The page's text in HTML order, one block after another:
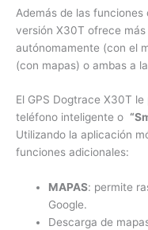
Además de las funciones
versión X30T ofrece
autónomamente (con el
(con mapas) o ambas a
El GPS Dogtrace X30T
teléfono inteligente o
Utilizando la aplicación
funciones adicionales:
MAPAS: permite
Google.
Descarga de